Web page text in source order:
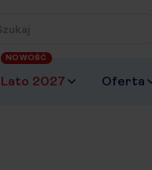
frazę, której szukasz
Lato 2027
NOWOŚĆ
Oferta